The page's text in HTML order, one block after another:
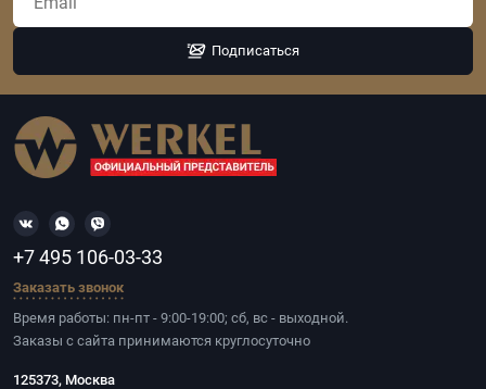
Подписаться
+7 495 106-03-33
Заказать звонок
Время работы: пн-пт - 9:00-19:00; сб, вс - выходной.
Заказы с сайта принимаются круглосуточно
125373, Москва